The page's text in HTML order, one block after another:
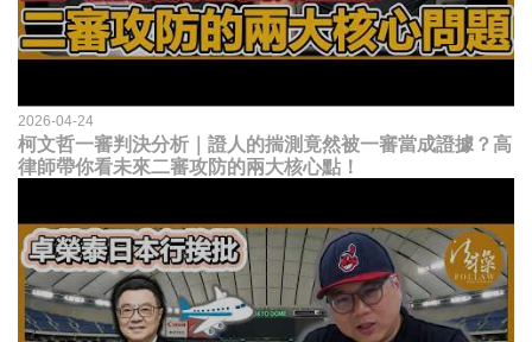
2026-04-24
柯文哲一審判決分析｜證人的揣測竟然被一審當成證據？高
律師帶你看未來二審攻防的兩大核心點！